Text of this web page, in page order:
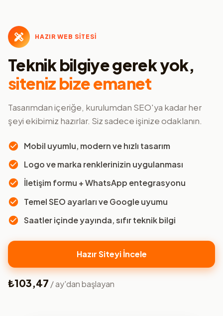
HAZIR WEB SİTESİ
Teknik bilgiye gerek yok,
siteniz bize emanet
Tasarımdan içeriğe, kurulumdan SEO'ya kadar her
şeyi ekibimiz hazırlar. Siz sadece işinize odaklanın.
Mobil uyumlu, modern ve hızlı tasarım
Logo ve marka renklerinizin uygulanması
İletişim formu + WhatsApp entegrasyonu
Temel SEO ayarları ve Google uyumu
Saatler içinde yayında, sıfır teknik bilgi
Hazır Siteyi İncele
₺103,47 / ay'dan başlayan